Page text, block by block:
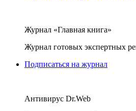
Журнал «Главная книга»
Журнал готовых экспертных
Подписаться на журнал
Антивирус Dr.Web